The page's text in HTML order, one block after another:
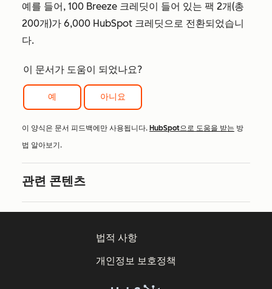
예를 들어, 100 Breeze 크레딧이 들어 있는 팩 2개(총
200개)가 6,000 HubSpot 크레딧으로 전환되었습니
다.
이 문서가 도움이 되었나요?
예 아니요
이 양식은 문서 피드백에만 사용됩니다. HubSpot으로 도움을 받는 방
법 알아보기.
관련 콘텐츠
법적 사항
개인정보 보호정책